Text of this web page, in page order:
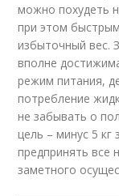
можно похудеть
при этом
избыточный вес.
вполне
режим питания,
потребление
не забывать о
цель – минус 5 кг
предпринять все
заметного